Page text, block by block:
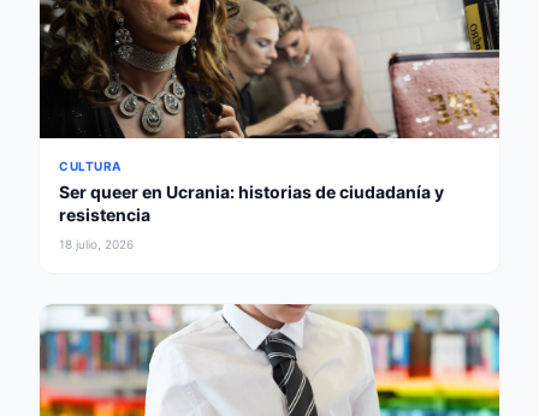
CULTURA
Ser queer en Ucrania: historias de ciudadanía y
resistencia
18 julio, 2026